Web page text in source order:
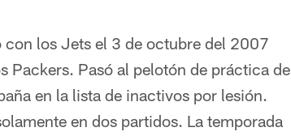
los Jets el 3 de octubre del 2007
Packers. Pasó al pelotón de práctica de
en la lista de inactivos por lesión.
en dos partidos. La temporada